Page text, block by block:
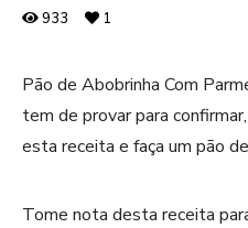
933 1
Pão de Abobrinha Com
tem de provar para
esta receita e faça um pão
Tome nota desta receita